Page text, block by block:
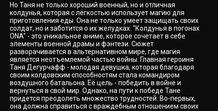
Но Таня не только хороший военный, но и отличная
колдунья, которая с лёгкостью использует магию для
приготовления еды. Она не только умеет защищать своих
солдат, но и заботится о их желудках. "Колдунья в погонах
ONA" - это уникальное аниме, которое сочетает в себе
элементы военной драмы и фэнтези. Сюжет
разворачивается в альтернативном мире, где магия
является неотъемлемой частью войны. Главная героиня
Таня Дегурчафф - молодая девушка, которая благодаря
своим колдовским способностям стала командиром
воздушного батальона. Её цель - победить в войне и
вернуться в свой мир. Однако, на пути к победе Тане
придется преодолеть множество трудностей. Во-первых,
она должна справиться с враждебным отношением своих